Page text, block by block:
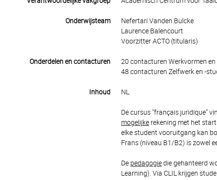
Onderwijsteam
Nefertari Vanden Bulcke
Laurence Balencourt
Voorzitter ACTO (titularis)
Onderdelen en contacturen
20 contacturen Werkvormen en
48 contacturen Zelfwerk en -
Inhoud NL
De cursus "français juridique"
mogelijkerekening met het
elke student vooruitgang kan
Frans (niveau B1/B2) is zowel
De pedagogiedie gehanteerd
Learning). Via CLIL krijgen